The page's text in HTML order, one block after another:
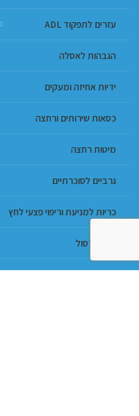
עזרים לתפקוד ADL
הגבהות לאסלה
ידיות אחיזה ומעקים
כסאות שירותים ורחצה
מיטות רחצה
גרביים לסוכרתיים
כריות למניעת וריפוי פצעי לחץ
מגני קרסול
מזרונים נגד פצעי לחץ